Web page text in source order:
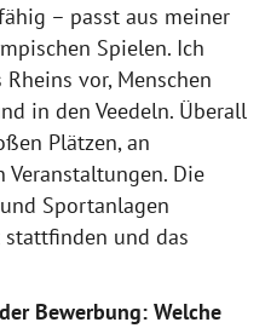
– passt aus meiner
Spielen. Ich
vor, Menschen
in den Veedeln. Überall
Plätzen, an
Die
Sportanlagen
und das
Bewerbung: Welche